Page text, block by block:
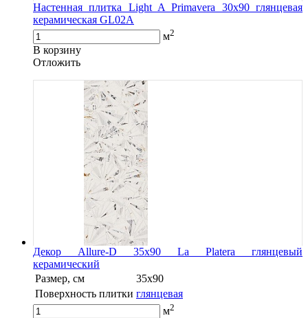
Настенная плитка Light A Primavera 30x90 глянцевая
керамическая GL02A
м2
В корзину
Oтложить
Декор Allure-D 35х90 La Platera глянцевый
керамический
Размер, см
35x90
Поверхность плитки глянцевая
м2